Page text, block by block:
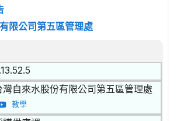
限公司第五區管理處
灣自來水股份有限公司第五區管理處
教學